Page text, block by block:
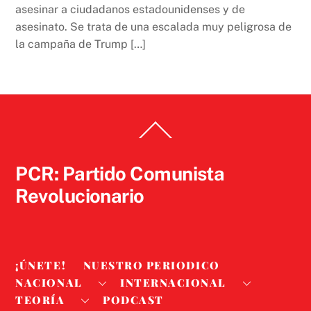
asesinar a ciudadanos estadounidenses y de
asesinato. Se trata de una escalada muy peligrosa de
la campaña de Trump […]
To
PCR: Partido Comunista
Revolucionario
¡ÚNETE!
NUESTRO PERIODICO
NACIONAL
INTERNACIONAL
TEORÍA
PODCAST